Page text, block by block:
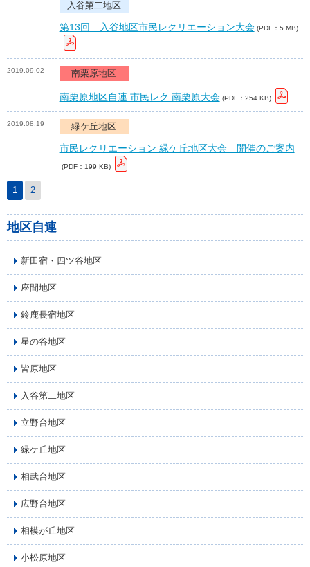
入谷第二地区
第13回 入谷地区市民レクリエーション大会 (PDF：5 MB)
2019.09.02 南栗原地区
南栗原地区自連 市民レク 南栗原大会 (PDF：254 KB)
2019.08.19 緑ケ丘地区
市民レクリエーション 緑ケ丘地区大会 開催のご案内
(PDF：199 KB)
1 2
地区自連
新田宿・四ツ谷地区
座間地区
鈴鹿長宿地区
星の谷地区
皆原地区
入谷第二地区
立野台地区
緑ケ丘地区
相武台地区
広野台地区
相模が丘地区
小松原地区